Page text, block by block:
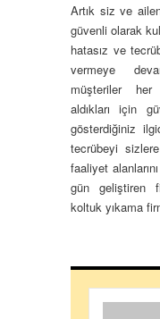
Artık siz ve
güvenli olarak
hatasız ve
vermeye
müşteriler
aldıkları için
gösterdiğiniz
tecrübeyi
faaliyet
gün geliştiren
koltuk yıkama